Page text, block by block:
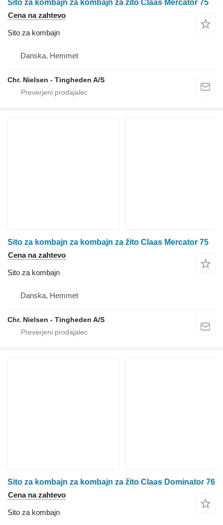
Sito za kombajn za kombajn za žito Claas Mercator 75
Cena na zahtevo
Sito za kombajn
Danska, Hemmet
Chr. Nielsen - Tingheden A/S
Sito za kombajn za kombajn za žito Claas Mercator 75
Cena na zahtevo
Sito za kombajn
Danska, Hemmet
Chr. Nielsen - Tingheden A/S
Sito za kombajn za kombajn za žito Claas Dominator 76
Cena na zahtevo
Sito za kombajn